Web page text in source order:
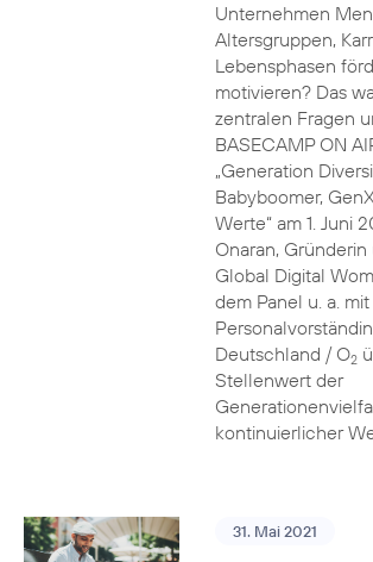
Unternehmen
Altersgruppen,
Lebensphasen
motivieren? Das
zentralen Fragen
BASECAMP ON
„Generation
Babyboomer,
Werte“ am 1. Juni
Onaran,
Global Digital
dem Panel u. a.
Deutschland / O2
Stellenwert der
kontinuierlicher
31. Mai 2021